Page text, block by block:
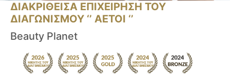
ΔΙΑΚΡΙΘΕΙΣΑ ΕΠΙΧΕΙΡΗΣΗ ΤΟΥ
ΔΙΑΓΩΝΙΣΜΟΥ ‘’ ΑΕΤΟΙ ‘’
Beauty Planet